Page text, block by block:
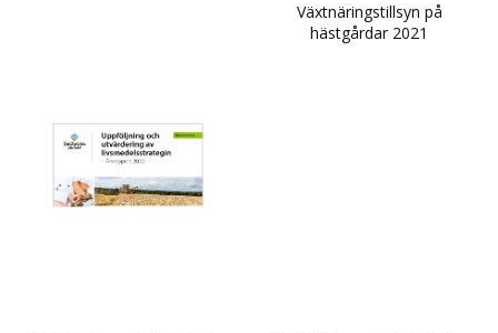
Växtnäringstillsyn på
hästgårdar 2021